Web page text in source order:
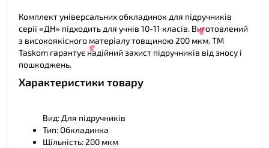
Комплект універсальних обкладинок для підручників
серії «ДН» підходить для учнів 10-11 класів. Виготовлений
з високоякісного матеріалу товщиною 200 мкм. ТМ
Taskom гарантує надійний захист підручників від зносу і
пошкоджень.
Характеристики товару
Вид: Для підручників
Тип: Обкладинка
Щільність: 200 мкм
❤